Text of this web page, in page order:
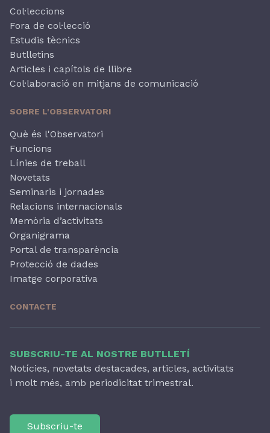
Col·leccions
Fora de col·lecció
Estudis tècnics
Butlletins
Articles i capítols de llibre
Col·laboració en mitjans de comunicació
SOBRE L'OBSERVATORI
Què és l'Observatori
Funcions
Línies de treball
Novetats
Seminaris i jornades
Relacions internacionals
Memòria d’activitats
Organigrama
Portal de transparència
Protecció de dades
Imatge corporativa
CONTACTE
SUBSCRIU-TE AL NOSTRE BUTLLETÍ
Notícies, novetats destacades, articles, activitats
i molt més, amb periodicitat trimestral.
Subscriu-te